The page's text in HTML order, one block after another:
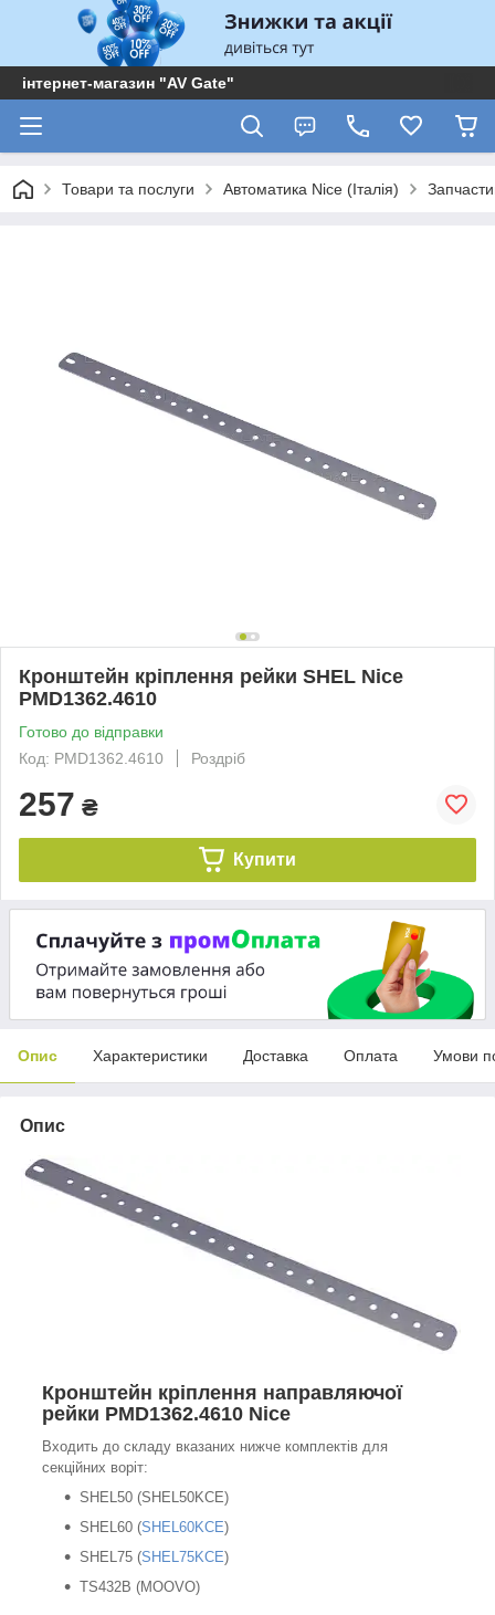
інтернет-магазин "AV Gate"
Товари та послуги Автоматика Nice (Італія)
Кронштейн кріплення рейки SHEL Nice
PMD1362.4610
Готово до відправки
Код: PMD1362.4610
Роздріб
257 ₴
Купити
Опис Характеристики Доставка Оплата Умови
Опис
Кронштейн кріплення направляючої
рейки PMD1362.4610 Nice
Входить до складу вказаних нижче комплектів для
секційних воріт:
SHEL50 (SHEL50KCE)
SHEL60 (SHEL60KCE)
SHEL75 (SHEL75KCE)
TS432B (MOOVO)